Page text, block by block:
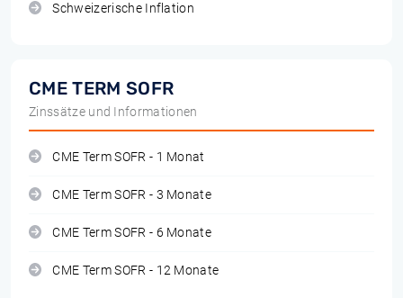
Schweizerische Inflation
CME TERM SOFR
Zinssätze und Informationen
CME Term SOFR - 1 Monat
CME Term SOFR - 3 Monate
CME Term SOFR - 6 Monate
CME Term SOFR - 12 Monate